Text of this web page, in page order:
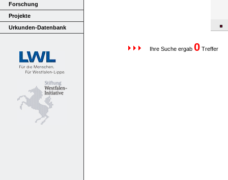
Forschung
Projekte
Urkunden-Datenbank
Ihre Suche ergab 0Treffer